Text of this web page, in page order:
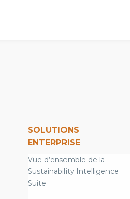
SOLUTIONS
ENTERPRISE
Vue d’ensemble de la
Sustainability Intelligence
Suite